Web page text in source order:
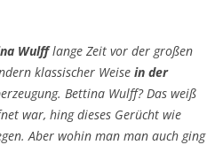
Wulfflange Zeit vor der großen
klassischer Weise in der
Bettina Wulff? Das weiß
war, hing dieses Gerücht wie
Aber wohin man man auch ging